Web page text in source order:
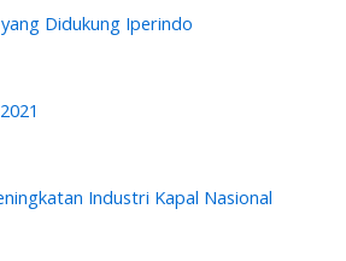
Didukung Iperindo
Industri Kapal Nasional